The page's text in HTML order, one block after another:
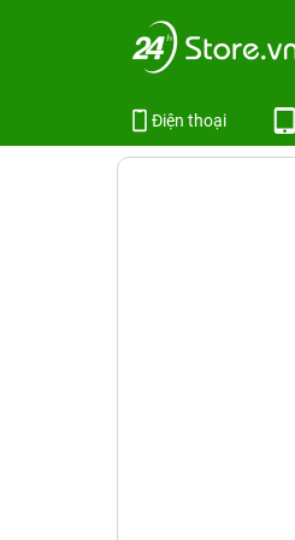
Điện thoại
Trang chủ